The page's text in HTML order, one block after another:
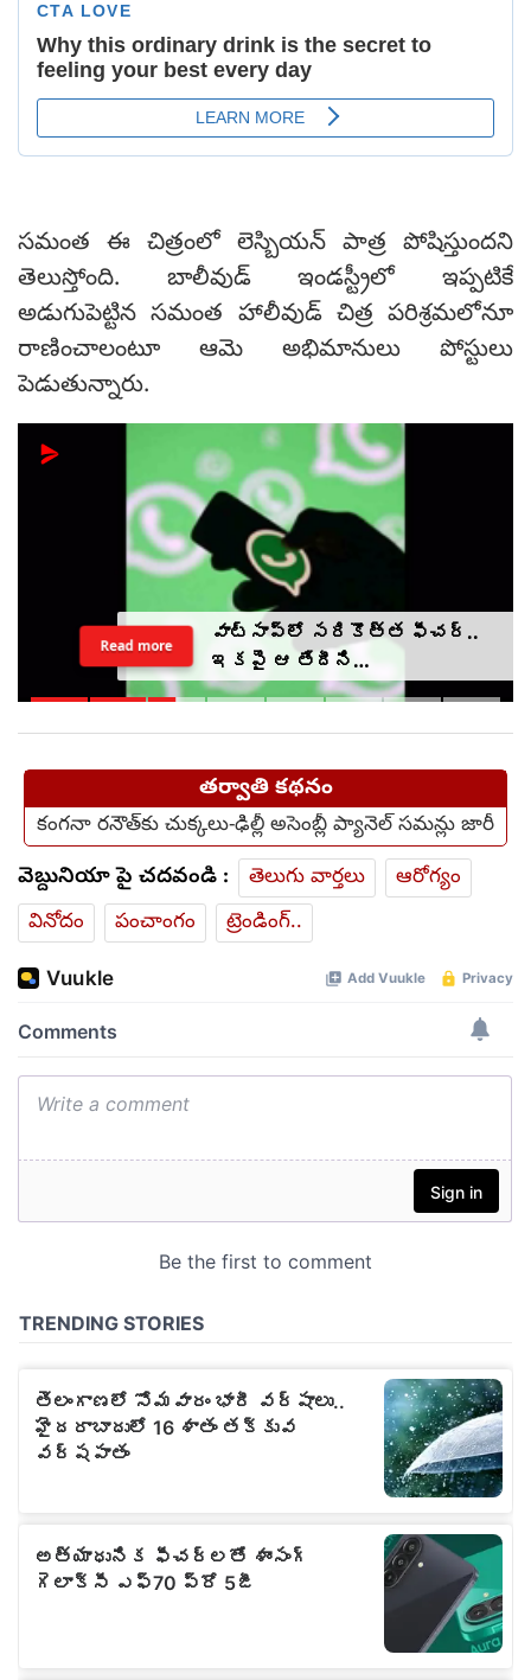
సమంత ఈ చిత్రంలో లెస్బియన్ పాత్ర పోషిస్తుందని
తెలుస్తోంది. బాలీవుడ్ ఇండస్ట్రీలో ఇప్పటికే
అడుగుపెట్టిన సమంత హాలీవుడ్ చిత్ర పరిశ్రమలోనూ
రాణించాలంటూ ఆమె అభిమానులు పోస్టులు
పెడుతున్నారు.
వాట్సాప్‌లో సరికొత్త ఫీచర్..
ఇకపై ఆ తేదీని
వెల్లడించాల్సిందే?
Read more
తర్వాతి కథనం
కంగ‌నా రనౌత్‌కు చుక్కలు-ఢిల్లీ అసెంబ్లీ ప్యానెల్ స‌మ‌న్లు జారీ
వెబ్దునియా పై చదవండి : తెలుగు వార్తలు
ఆరోగ్యం
వినోదం
పంచాంగం ట్రెండింగ్..